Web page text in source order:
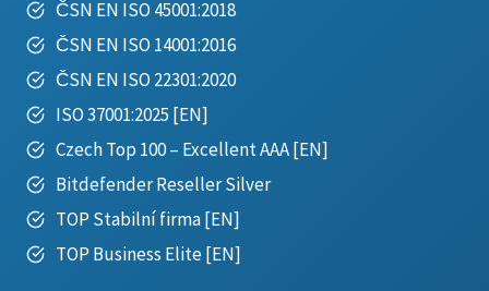
ČSN EN ISO 45001:2018
ČSN EN ISO 14001:2016
ČSN EN ISO 22301:2020
ISO 37001:2025 [EN]
Czech Top 100 – Excellent AAA[EN]
Bitdefender Reseller Silver
TOP Stabilní firma[EN]
TOP Business Elite[EN]